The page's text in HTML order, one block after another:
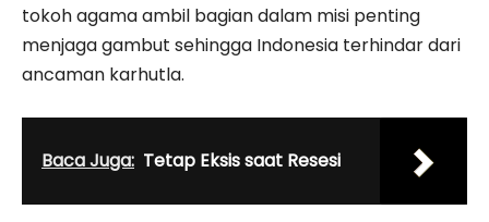
tokoh agama ambil bagian dalam misi penting
menjaga gambut sehingga Indonesia terhindar dari
ancaman karhutla.
Baca Juga: Tetap Eksis saat Resesi